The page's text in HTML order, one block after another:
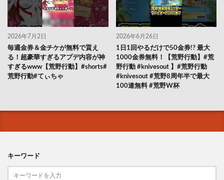
2026年7月2日
毎週金券＆金チケが無料で貰え
る！超豪華すぎるアプデ内容が神
すぎるwww【荒野行動】#shorts#
荒野行動#てぃちゃ
2026年6月26日
1日1回やるだけで50金券!? 最大
1000金券無料！【荒野行動】#荒
野行動 #knivesout 】#荒野行動
#knivesout #荒野8周年半で最大
100連無料 #荒野W杯
キーワード